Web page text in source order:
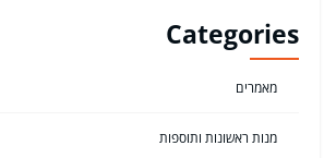
Categories
מאמרים
מנות ראשונות ותוספות